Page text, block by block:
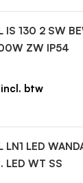
IS 130 2 SW
ZW IP54
LN1 LED
LED WT SS